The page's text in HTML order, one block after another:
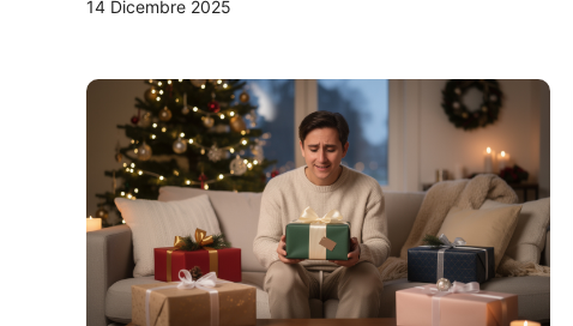
14 Dicembre 2025